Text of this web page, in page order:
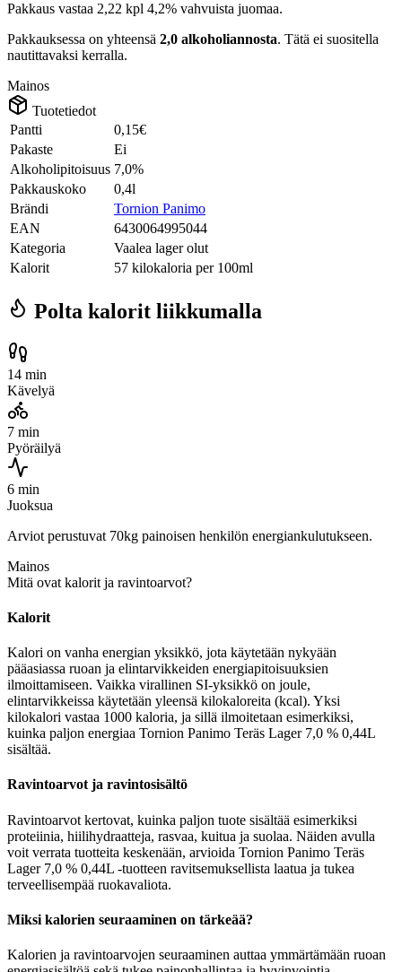
Pakkaus vastaa 2,22 kpl 4,2% vahvuista juomaa.
Pakkauksessa on yhteensä 2,0 alkoholiannosta. Tätä ei suositella
nautittavaksi kerralla.
Mainos
Tuotetiedot
Pantti
0,15€
Pakaste
Ei
Alkoholipitoisuus 7,0%
Pakkauskoko
0,4l
Brändi
Tornion Panimo
EAN
6430064995044
Kategoria
Vaalea lager olut
Kalorit
57 kilokaloria per 100ml
Polta kalorit liikkumalla
14 min
Kävelyä
7 min
Pyöräilyä
6 min
Juoksua
Arviot perustuvat 70kg painoisen henkilön energiankulutukseen.
Mainos
Mitä ovat kalorit ja ravintoarvot?
Kalorit
Kalori on vanha energian yksikkö, jota käytetään nykyään
pääasiassa ruoan ja elintarvikkeiden energiapitoisuuksien
ilmoittamiseen. Vaikka virallinen SI-yksikkö on joule,
elintarvikkeissa käytetään yleensä kilokaloreita (kcal). Yksi
kilokalori vastaa 1000 kaloria, ja sillä ilmoitetaan esimerkiksi,
kuinka paljon energiaa Tornion Panimo Teräs Lager 7,0 % 0,44L
sisältää.
Ravintoarvot ja ravintosisältö
Ravintoarvot kertovat, kuinka paljon tuote sisältää esimerkiksi
proteiinia, hiilihydraatteja, rasvaa, kuitua ja suolaa. Näiden avulla
voit verrata tuotteita keskenään, arvioida Tornion Panimo Teräs
Lager 7,0 % 0,44L -tuotteen ravitsemuksellista laatua ja tukea
terveellisempää ruokavaliota.
Miksi kalorien seuraaminen on tärkeää?
Kalorien ja ravintoarvojen seuraaminen auttaa ymmärtämään ruoan